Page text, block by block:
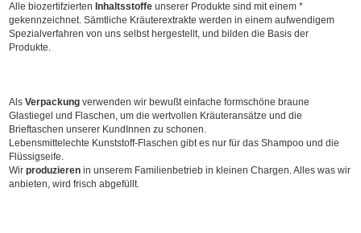
Alle biozertifzierten Inhaltsstoffeunserer Produkte sind mit einem *
gekennzeichnet. Sämtliche Kräuterextrakte werden in einem aufwendigem
Spezialverfahren von uns selbst hergestellt, und bilden die Basis der
Produkte.
Als Verpackungverwenden wir bewußt einfache formschöne braune
Glastiegel und Flaschen, um die wertvollen Kräuteransätze und die
Brieftaschen unserer KundInnen zu schonen.
Lebensmittelechte Kunststoff-Flaschen gibt es nur für das Shampoo und die
Flüssigseife.
Wir produzierenin unserem Familienbetrieb in kleinen Chargen. Alles was wir
anbieten, wird frisch abgefüllt.